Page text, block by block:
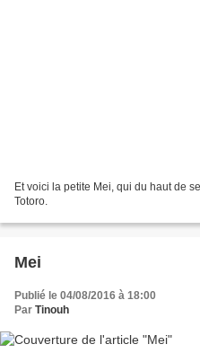
Et voici la petite Mei, qui du haut de
Totoro.
Mei
Publié le 04/08/2016 à 18:00
Par Tinouh